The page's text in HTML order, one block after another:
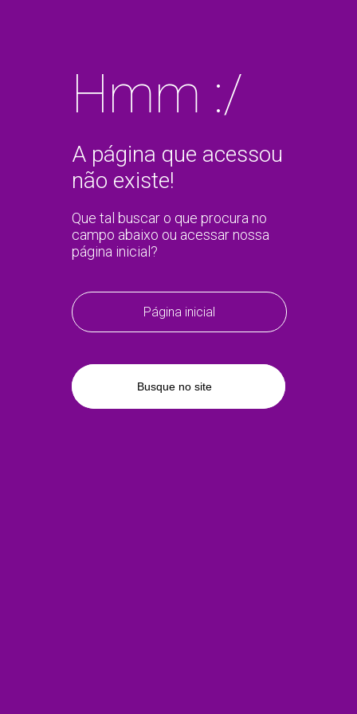
Hmm :/
A página que acessou
não existe!
Que tal buscar o que procura no
campo abaixo ou acessar nossa
página inicial?
Página inicial